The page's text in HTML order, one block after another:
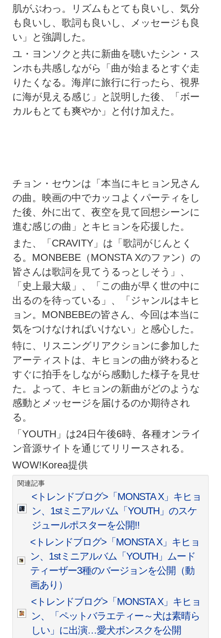
肌がぶわっ。リズムもとても良いし、気分
も良いし、歌詞も良いし、メッセージも良
い」と強調した。
ユ・ヨンソクと共に新曲を聴いたシン・ス
ンホも共感しながら「曲が始まるとすぐ走
りたくなる。海岸に旅行に行ったら、視界
に海が見える感じ」と説明した後、「ボー
カルもとても爽やか」と付け加えた。
チョン・セウンは「本当にキヒョン兄さん
の曲。映画の中でカッコよくパーティをし
た後、外に出て、夜空を見て回想シーンに
進む感じの曲」とキヒョンを応援した。
また、「CRAVITY」は「歌詞がじんとく
る。MONBEBE（MONSTA Xのファン）の
皆さんは歌詞を見てうるっとしそう」、
「史上最大級」、「この曲が早く世の中に
出るのを待っている」、「ジャンルはキヒ
ョン。MONBEBEの皆さん、今回は本当に
気をつけなければいけない」と感心した。
特に、リスニングリアクションに参加した
アーティストは、キヒョンの曲が終わると
すぐに拍手をしながら感動した様子を見せ
た。よって、キヒョンの新曲がどのような
感動とメッセージを届けるのか期待され
る。
「YOUTH」は24日午後6時、各種オンライ
ン音源サイトを通じてリリースされる。
WOW!Korea提供
関連記事
<トレンドブログ>「MONSTA X」キヒョ
ン、1stミニアルバム「YOUTH」のスケ
ジュールポスターを公開!!
<トレンドブログ>「MONSTA X」キヒョ
ン、1stミニアルバム「YOUTH」ムード
ティーザー3種のバージョンを公開（動
画あり）
<トレンドブログ>「MONSTA X」キヒョ
ン、「ペットバラエティー～犬は素晴ら
しい」に出演…愛犬ボンスクを公開